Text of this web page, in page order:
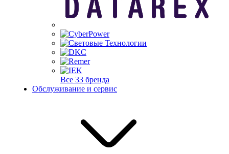
Все 33 бренда
Обслуживание и сервис